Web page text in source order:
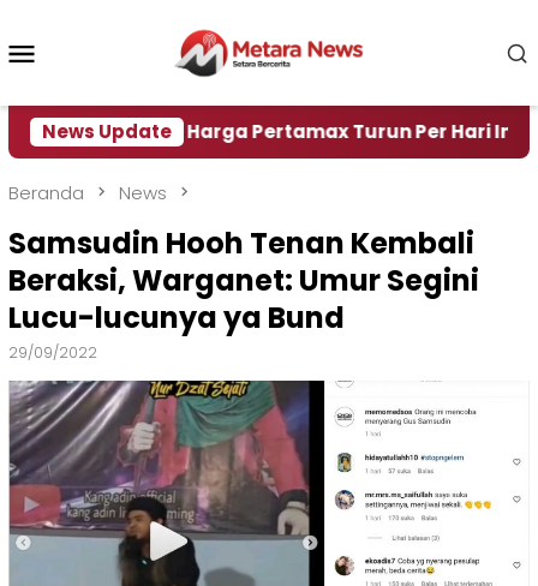
konten
News Update
Harga Pertamax Turun Per Hari Ini, Segini
Beranda News
Samsudin Hooh Tenan Kembali
Beraksi, Warganet: Umur Segini
Lucu-lucunya ya Bund
29/09/2022